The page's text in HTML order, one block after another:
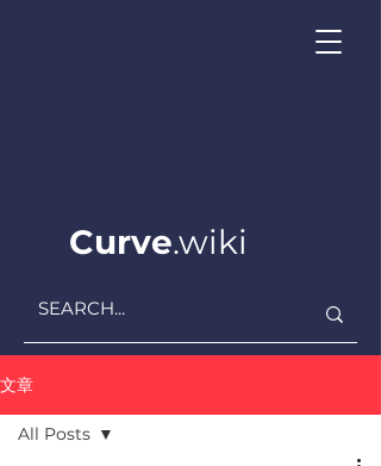
Curve.wiki
文章
All Posts